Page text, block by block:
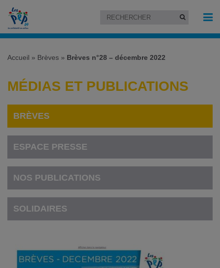
Accueil » Brèves » Brèves n°28 – décembre 2022
MÉDIAS ET PUBLICATIONS
BRÈVES
ESPACE PRESSE
NOS PUBLICATIONS
SOLIDAIRES